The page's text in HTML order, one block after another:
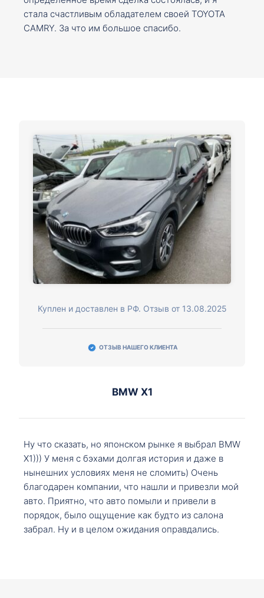
стала счастливым обладателем своей TOYOTA
CAMRY. За что им большое спасибо.
Куплен и доставлен в РФ. Отзыв от 13.08.2025
ОТЗЫВ НАШЕГО КЛИЕНТА
BMW X1
Ну что сказать, но японском рынке я выбрал BMW
X1))) У меня с бэхами долгая история и даже в
нынешних условиях меня не сломить) Очень
благодарен компании, что нашли и привезли мой
авто. Приятно, что авто помыли и привели в
порядок, было ощущение как будто из салона
забрал. Ну и в целом ожидания оправдались.